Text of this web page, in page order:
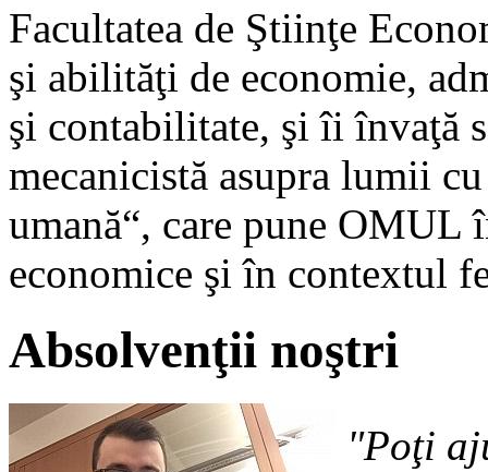
Facultatea de Ştiinţe
şi abilităţi de economie,
şi contabilitate, şi îi învaţă
mecanicistă asupra lumii
umană“, care pune
economice şi în contextul
Absolvenţii noştri
"Poţi